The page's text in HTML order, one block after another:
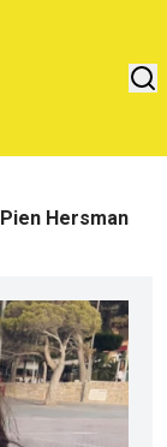
Pien Hersman